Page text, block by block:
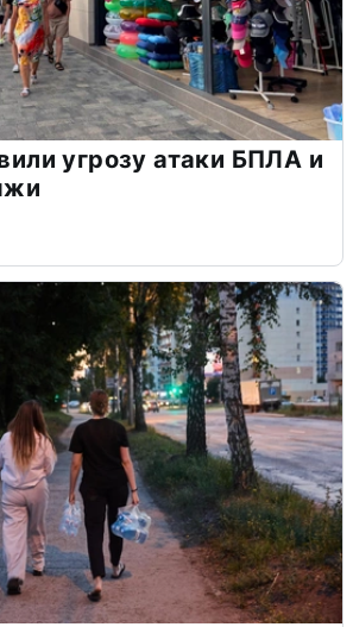
угрозу атаки БПЛА и